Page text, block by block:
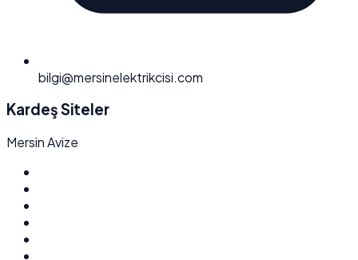
bilgi@mersinelektrikcisi.com
Kardeş Siteler
Mersin Avize